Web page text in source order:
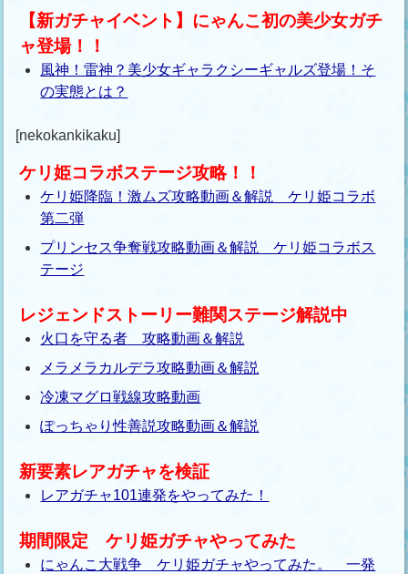
【新ガチャイベント】にゃんこ初の美少女ガチ
ャ登場！！
風神！雷神？美少女ギャラクシーギャルズ登場！そ
の実態とは？
[nekokankikaku]
ケリ姫コラボステージ攻略！！
ケリ姫降臨！激ムズ攻略動画＆解説 ケリ姫コラボ
第二弾
プリンセス争奪戦攻略動画＆解説 ケリ姫コラボス
テージ
レジェンドストーリー難関ステージ解説中
火口を守る者 攻略動画＆解説
メラメラカルデラ攻略動画＆解説
冷凍マグロ戦線攻略動画
ぽっちゃり性善説攻略動画＆解説
新要素レアガチャを検証
レアガチャ101連発をやってみた！
期間限定 ケリ姫ガチャやってみた
にゃんこ大戦争 ケリ姫ガチャやってみた。 一発